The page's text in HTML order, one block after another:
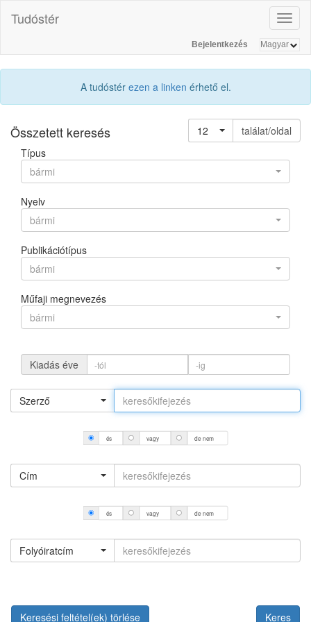
Tudóstér
Bejelentkezés
A tudóstér ezen a linken érhető el.
Összetett keresés 12
találat/oldal
Típus
bármi
Nyelv
bármi
Publikációtípus
bármi
Műfaji megnevezés
bármi
Kiadás éve
Szerző
és vagy de nem
Cím
és vagy de nem
Folyóiratcím
Keresési feltétel(ek) törlése